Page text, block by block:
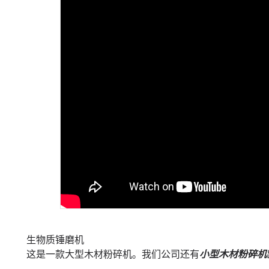
生物质锤磨机
这是一款大型木材粉碎机。我们公司还有小型木材粉碎机